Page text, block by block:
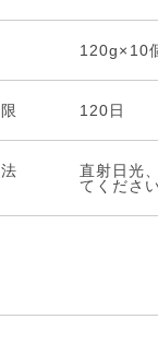
120g×10
120日
直射日光
てください